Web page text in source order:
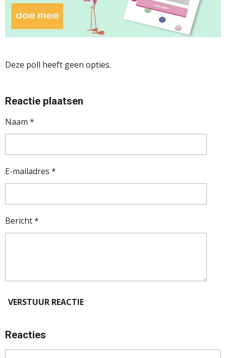
Deze poll heeft geen opties.
Reactie plaatsen
Naam *
E-mailadres *
Bericht *
VERSTUUR REACTIE
Reacties